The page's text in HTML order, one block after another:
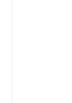
с ее